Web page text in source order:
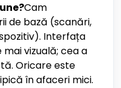
Cam
de bază (scanări,
Interfața
vizuală; cea a
Oricare este
în afaceri mici.